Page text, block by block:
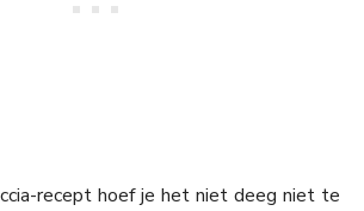
recept hoef je het niet deeg niet te